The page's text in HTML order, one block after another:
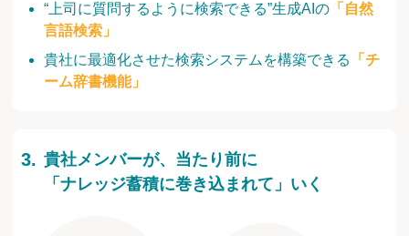
“上司に質問するように検索できる”生成AIの 「自然
言語検索」
貴社に最適化させた検索システムを構築できる
「チ
ーム辞書機能」
貴社メンバーが、当たり前に
「ナレッジ蓄積に巻き込まれて」いく